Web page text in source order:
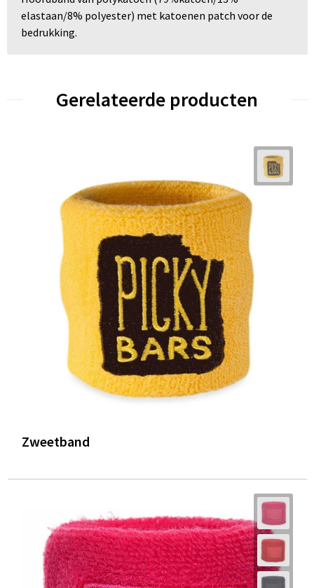
elastaan/8% polyester) met katoenen patch voor de
bedrukking.
Gerelateerde producten
Zweetband